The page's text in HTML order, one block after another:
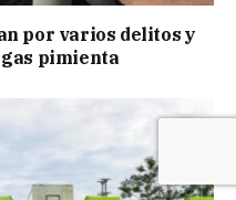
por varios delitos y
pimienta